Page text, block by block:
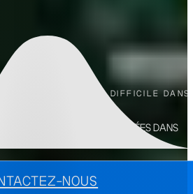
EN ACCÈS DIFFICILE DANS
D'EAU ET POMPES IMMERGÉES DANS
NOUS